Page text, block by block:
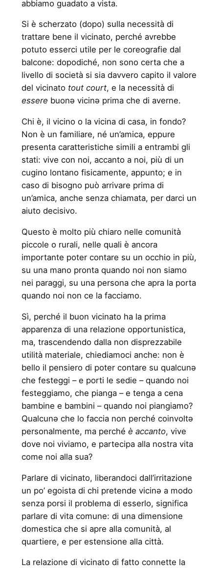
abbiamo guadato a vista.
Si è scherzato (dopo) sulla necessità di
trattare bene il vicinato, perché avrebbe
potuto esserci utile per le coreografie dal
balcone: dopodiché, non sono certa che a
livello di società si sia davvero capito il valore
del vicinato tout court, e la necessità di
essere buonə vicinə prima che di averne.
Chi è, il vicino o la vicina di casa, in fondo?
Non è un familiare, né un’amica, eppure
presenta caratteristiche simili a entrambi gli
stati: vive con noi, accanto a noi, più di un
cugino lontano fisicamente, appunto; e in
caso di bisogno può arrivare prima di
un’amica, anche senza chiamata, per darci un
aiuto decisivo.
Questo è molto più chiaro nelle comunità
piccole o rurali, nelle quali è ancora
importante poter contare su un occhio in più,
su una mano pronta quando noi non siamo
nei paraggi, su una persona che apra la porta
quando noi non ce la facciamo.
Sì, perché il buon vicinato ha la prima
apparenza di una relazione opportunistica,
ma, trascendendo dalla non disprezzabile
utilità materiale, chiediamoci anche: non è
bello il pensiero di poter contare su qualcunə
che festeggi – e porti le sedie – quando noi
festeggiamo, che pianga – e tenga a cena
bambine e bambini – quando noi piangiamo?
Qualcunə che lo faccia non perché coinvoltə
personalmente, ma perché è accanto, vive
dove noi viviamo, e partecipa alla nostra vita
come noi alla sua?
Parlare di vicinato, liberandoci dall’irritazione
un po’ egoista di chi pretende vicinə a modo
senza porsi il problema di esserlo, significa
parlare di vita comune: di una dimensione
domestica che si apre alla comunità, al
quartiere, e per estensione alla città.
La relazione di vicinato di fatto connette la